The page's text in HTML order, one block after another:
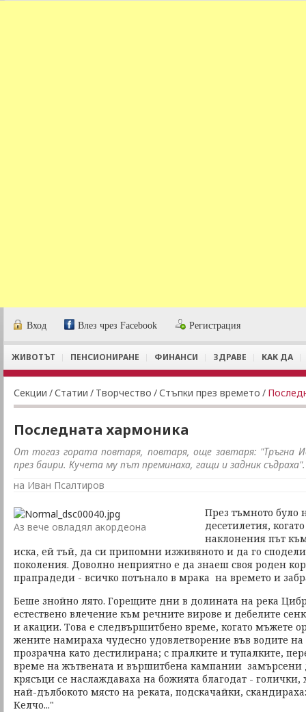
Вход Влез чрез Facebook Регистрация
ЖИВОТЪТ ПЕНСИОНИРАНЕ ФИНАНСИ ЗДРАВЕ КАК ДА
Секции /Статии / Творчество /Стъпки през времето /
Последната хармоника
От тогаз гората повтаря, повтаря, още завтаря: "Тръгна
през баири. Кучета му път преминаха, гащи и задник съдраха".
на Иван Псалтиров
Аз вече овладял акордеона
През тъмното було
десетилетия,
наклонения път
иска, ей тъй, да си припомни изживяното и да го
поколения. Доволно неприятно е да знаеш своя роден
прапрадеди - всичко потънало в мрака на времето и
Беше знойно лято. Горещите дни в долината на река
естествено влечение към речните вирове и дебелите
и акации. Това е следвършитбено време, когато мъжете
жените намираха чудесно удовлетворение във водите на
прозрачна като дестилирана; с пралките и тупалките,
време на жътвената и вършитбена кампании замърсени
крясъци се наслаждаваха на божията благодат - голички,
най-дълбокото място на реката, подскачайки,
Келчо..."